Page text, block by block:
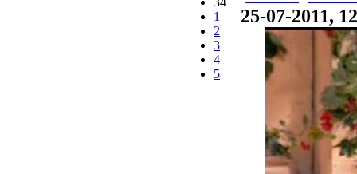
1
2
3
4
5
25-07-2011,